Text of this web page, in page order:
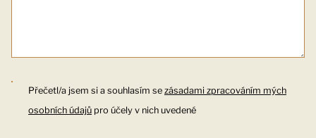
Přečetl/a jsem si a souhlasím se zásadami zpracováním mých
osobních údajů pro účely v nich uvedené